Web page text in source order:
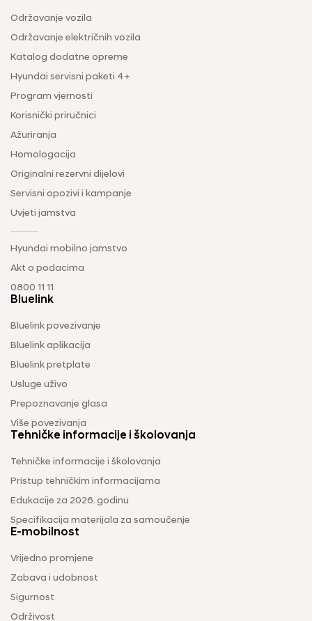
Održavanje vozila
Održavanje električnih vozila
Katalog dodatne opreme
Hyundai servisni paketi 4+
Program vjernosti
Korisnički priručnici
Ažuriranja
Homologacija
Originalni rezervni dijelovi
Servisni opozivi i kampanje
Uvjeti jamstva
Hyundai mobilno jamstvo
Akt o podacima
0800 11 11
Bluelink
Bluelink povezivanje
Bluelink aplikacija
Bluelink pretplate
Usluge uživo
Prepoznavanje glasa
Više povezivanja
Tehničke informacije i školovanja
Tehničke informacije i školovanja
Pristup tehničkim informacijama
Edukacije za 2026. godinu
Specifikacija materijala za samoučenje
E-mobilnost
Vrijedno promjene
Zabava i udobnost
Sigurnost
Održivost